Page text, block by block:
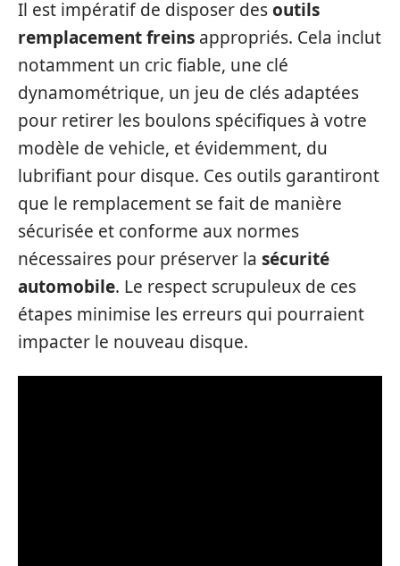
Il est impératif de disposer desoutils
remplacement freins appropriés. Cela inclut
notamment un cric fiable, une clé
dynamométrique, un jeu de clés adaptées
pour retirer les boulons spécifiques à votre
modèle de vehicle, et évidemment, du
lubrifiant pour disque. Ces outils garantiront
que le remplacement se fait de manière
sécurisée et conforme aux normes
nécessaires pour préserver la sécurité
automobile. Le respect scrupuleux de ces
étapes minimise les erreurs qui pourraient
impacter le nouveau disque.